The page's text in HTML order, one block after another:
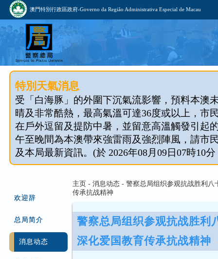
澳門特別行政區政府-Governo da Região Administrativa Especial de Macau
特別天氣消息
受「白海豚」的外圍下沉氣流影響，預料本澳
晴及非常酷熱，最高氣溫可達36度或以上，市
在戶外逗留及提防中暑，並留意高溫觸發引起
午至晚間為本澳帶來強雷雨及強烈陣風，請市
及本局最新資訊。(於 2026年08月09日07時10
欢迎辞
总局简介
消息动态
主页 - 消息动态 - 警察总局组织参观抗战胜利八
传承抗战精神
警察总局组织参观抗战胜利
深化爱国教育传承抗战精神